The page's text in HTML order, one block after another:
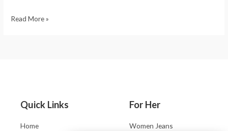
Read More »
Quick Links
Home
For Her
Women Jeans